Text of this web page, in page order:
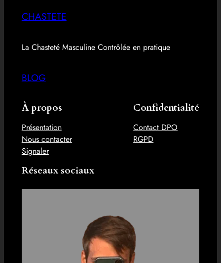
CHASTETE
La Chasteté Masculine Contrôlée en pratique
BLOG
À propos
Présentation
Nous contacter
Signaler
Confidentialité
Contact DPO
RGPD
Réseaux sociaux